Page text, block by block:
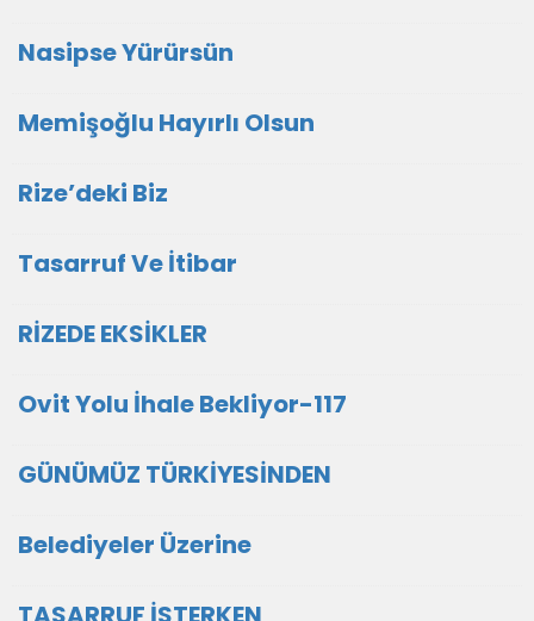
Nasipse Yürürsün
Memişoğlu Hayırlı Olsun
Rize’deki Biz
Tasarruf Ve İtibar
RİZEDE EKSİKLER
Ovit Yolu İhale Bekliyor-117
GÜNÜMÜZ TÜRKİYESİNDEN
Belediyeler Üzerine